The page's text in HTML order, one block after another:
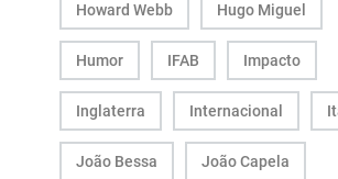
Howard Webb Hugo Miguel
Humor IFAB Impacto
Inglaterra Internacional
João Bessa João Capela